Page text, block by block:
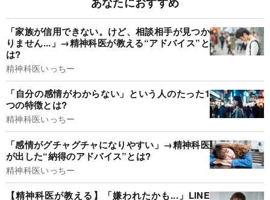
「家族が信用できない。けど、相談相手が見つか
りません...」→精神科医が教える“アドバイス”と
は?
精神科医いっちー
「自分の感情がわからない」という人のたった1
つの特徴とは?
精神科医いっちー
「感情がグチャグチャになりやすい」→精神科医
が出した“納得のアドバイス”とは?
精神科医いっちー
【精神科医が教える】「嫌われたかも...」LINE